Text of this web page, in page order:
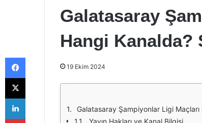
Galatasaray
Hangi Kanalda?
19 Ekim 2024
Galatasaray Şampiyonlar Ligi
Yayın Hakları ve Kanal Bilgisi
Facebook
X
LinkedIn
Pinterest